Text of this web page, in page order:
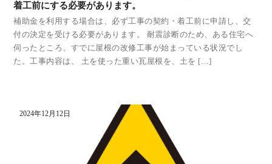
着工前にする必要があります。
補助金を利用する場合は、必ず工事の契約・着工前に申請し、交
付の決定を受ける必要があります。 耐震診断のため、ある住宅へ
伺ったところ、すでに屋根の改修工事が始まっている状況でし
た。工事内容は、 土を使った重い瓦屋根を、土を […]
2024年12月12日